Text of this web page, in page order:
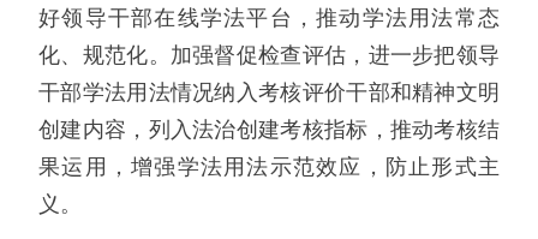
好领导干部在线学法平台，推动学法用法常态
化、规范化。加强督促检查评估，进一步把领导
干部学法用法情况纳入考核评价干部和精神文明
创建内容，列入法治创建考核指标，推动考核结
果运用，增强学法用法示范效应，防止形式主
义。